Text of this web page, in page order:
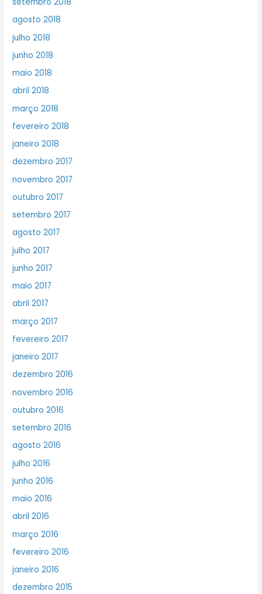
agosto 2018
julho 2018
junho 2018
maio 2018
abril 2018
março 2018
fevereiro 2018
janeiro 2018
dezembro 2017
novembro 2017
outubro 2017
setembro 2017
agosto 2017
julho 2017
junho 2017
maio 2017
abril 2017
março 2017
fevereiro 2017
janeiro 2017
dezembro 2016
novembro 2016
outubro 2016
setembro 2016
agosto 2016
julho 2016
junho 2016
maio 2016
abril 2016
março 2016
fevereiro 2016
janeiro 2016
dezembro 2015